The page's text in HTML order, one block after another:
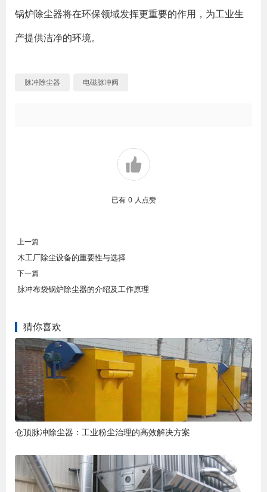
锅炉除尘器将在环保领域发挥更重要的作用，为工业生
产提供洁净的环境。
脉冲除尘器 电磁脉冲阀
已有 0 人点赞
上一篇
木工厂除尘设备的重要性与选择
下一篇
脉冲布袋锅炉除尘器的介绍及工作原理
猜你喜欢
仓顶脉冲除尘器：工业粉尘治理的高效解决方案